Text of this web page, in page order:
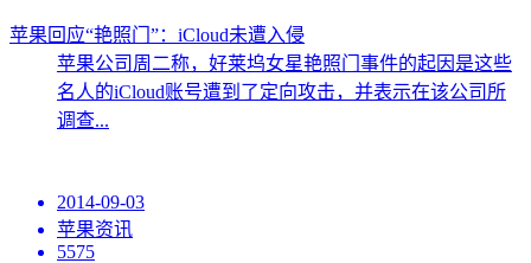
苹果回应“艳照门”：iCloud未遭入侵
苹果公司周二称，好莱坞女星艳照门事件的起因是这些
名人的iCloud账号遭到了定向攻击，并表示在该公司所
调查...
2014-09-03
苹果资讯
5575